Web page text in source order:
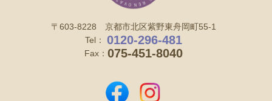
〒603-8228 京都市北区紫野東舟岡町55-1
Tel：
0120-296-481
Fax： 075-451-8040